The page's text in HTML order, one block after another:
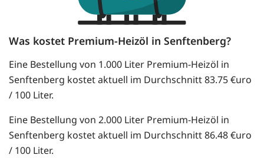
Was kostet Premium-Heizöl in Senftenberg?
Eine Bestellung von 1.000 Liter Premium-Heizöl in
Senftenberg kostet aktuell im Durchschnitt 83.75 €uro
/ 100 Liter.
Eine Bestellung von 2.000 Liter Premium-Heizöl in
Senftenberg kostet aktuell im Durchschnitt 86.48 €uro
/ 100 Liter.